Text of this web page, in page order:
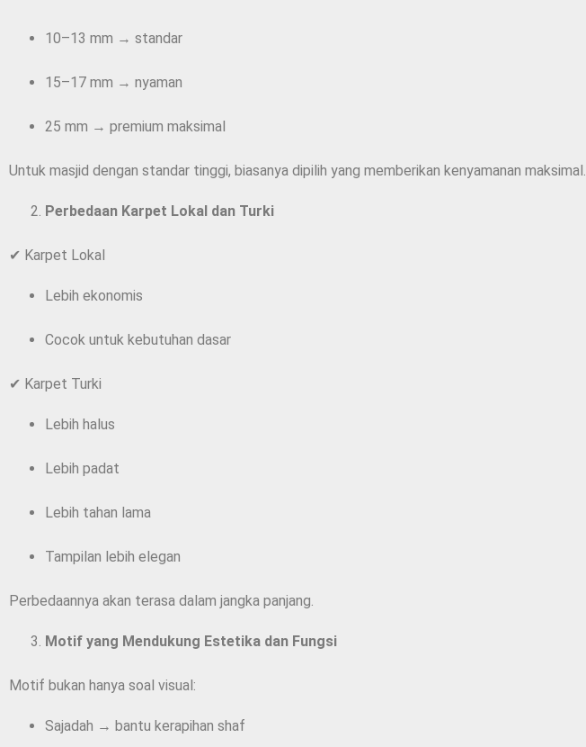
10–13 mm → standar
15–17 mm → nyaman
25 mm → premium maksimal
Untuk masjid dengan standar tinggi, biasanya dipilih yang memberikan kenyamanan maksimal.
Perbedaan Karpet Lokal dan Turki
✔ Karpet Lokal
Lebih ekonomis
Cocok untuk kebutuhan dasar
✔ Karpet Turki
Lebih halus
Lebih padat
Lebih tahan lama
Tampilan lebih elegan
Perbedaannya akan terasa dalam jangka panjang.
Motif yang Mendukung Estetika dan Fungsi
Motif bukan hanya soal visual:
Sajadah → bantu kerapihan shaf